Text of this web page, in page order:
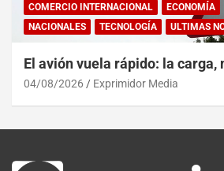
COMERCIO INTERNACIONAL ECONOMÍA
NACIONALES
TECNOLOGÍA ULTIMAS
El avión vuela rápido: la carga,
04/08/2026 Exprimidor Media